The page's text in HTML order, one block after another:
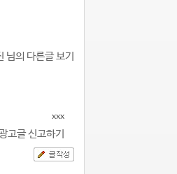
님의 다른글 보기
xxx
고글 신고하기